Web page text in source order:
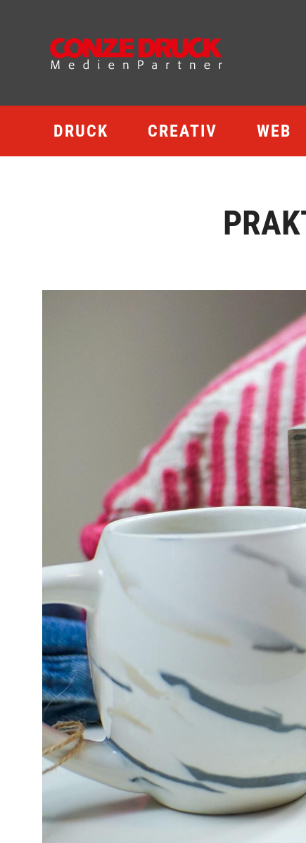
DRUCK CREATIV WEB